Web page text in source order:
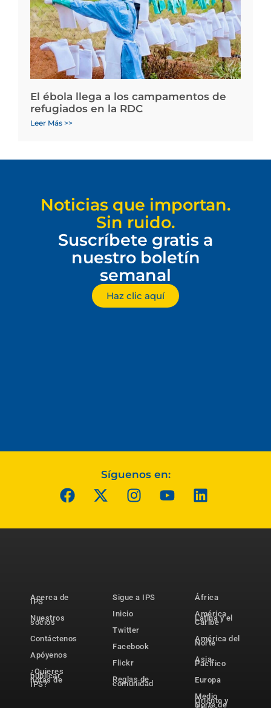
El ébola llega a los campamentos de
refugiados en la RDC
Leer Más >>
Noticias que importan.
Sin ruido.
Suscríbete gratis a
nuestro boletín
semanal
Haz clic aquí
Síguenos en:
Acerca de
IPS
Nuestros
socios
Contáctenos
Apóyenos
¿Quieres
publicar
notas de
IPS?
Sigue a IPS
Inicio
Twitter
Facebook
Flickr
Reglas de
comunidad
África
América
Latina y el
Caribe
América del
Norte
Asia-
Pacífico
Europa
Medio
Oriente y
Norte de